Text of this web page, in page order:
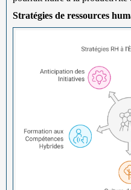
Stratégies de ressources